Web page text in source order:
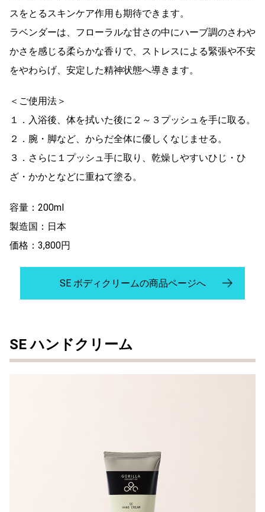
スをとるスキンケア作用も期待できます。
ラベンダーは、フローラルな甘さの中にハーブ調のさわや
かさを感じる柔らかな香りで、ストレスによる緊張や不安
をやわらげ、安定した精神状態へ導きます。
＜ご使用法＞
１．入浴後、体を拭いた後に２～３プッシュを手に取る。
２．腕・脚など、からだ全体に優しくなじませる。
３．さらに１プッシュ手に取り、乾燥しやすいひじ・ひ
ざ・かかとなどに重ねて塗る。
容量：200ml
製造国：日本
価格：3,800円
SE ボディクリームの商品ページへ
SE ハンドクリーム